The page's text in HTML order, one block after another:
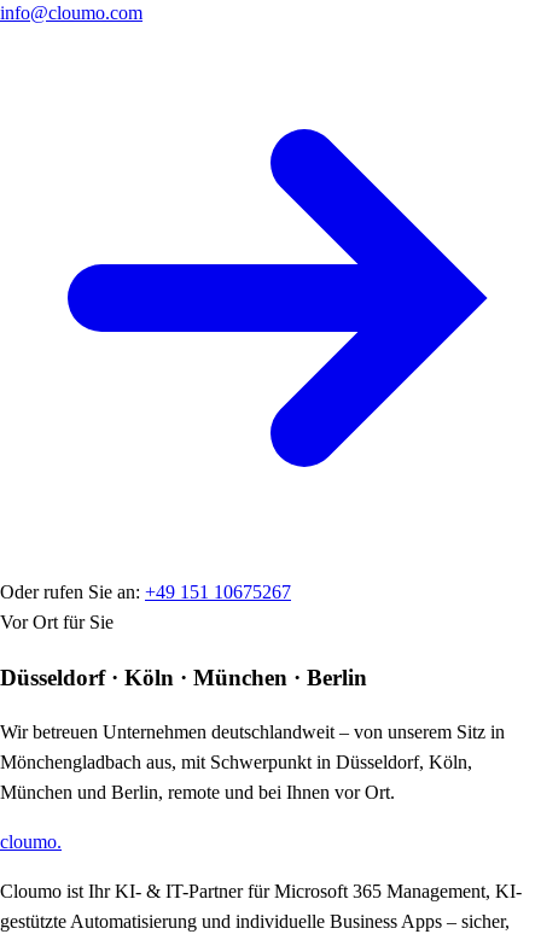
info@cloumo.com
Oder rufen Sie an: +49 151 10675267
Vor Ort für Sie
Düsseldorf · Köln · München · Berlin
Wir betreuen Unternehmen deutschlandweit – von unserem Sitz in
Mönchengladbach aus, mit Schwerpunkt in Düsseldorf, Köln,
München und Berlin, remote und bei Ihnen vor Ort.
cloumo.
Cloumo ist Ihr KI- & IT-Partner für Microsoft 365 Management, KI-
gestützte Automatisierung und individuelle Business Apps – sicher,